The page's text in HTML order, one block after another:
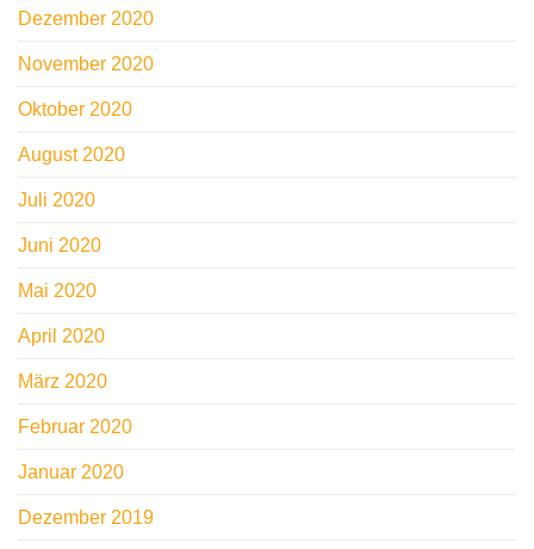
Dezember 2020
November 2020
Oktober 2020
August 2020
Juli 2020
Juni 2020
Mai 2020
April 2020
März 2020
Februar 2020
Januar 2020
Dezember 2019